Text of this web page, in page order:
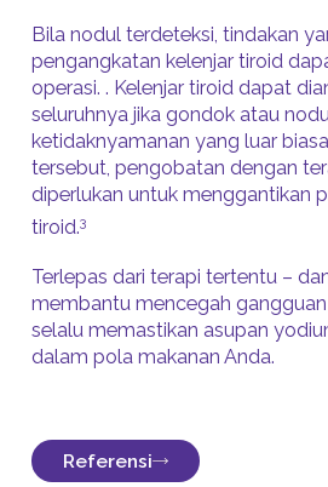
Bila nodul terdeteksi, tindakan
pengangkatan kelenjar tiroid
operasi. . Kelenjar tiroid dapat
seluruhnya jika gondok atau
ketidaknyamanan yang luar
tersebut, pengobatan dengan
diperlukan untuk menggantikan
tiroid.3
Terlepas dari terapi tertentu –
membantu mencegah
selalu memastikan asupan
dalam pola makanan Anda.
Referensi